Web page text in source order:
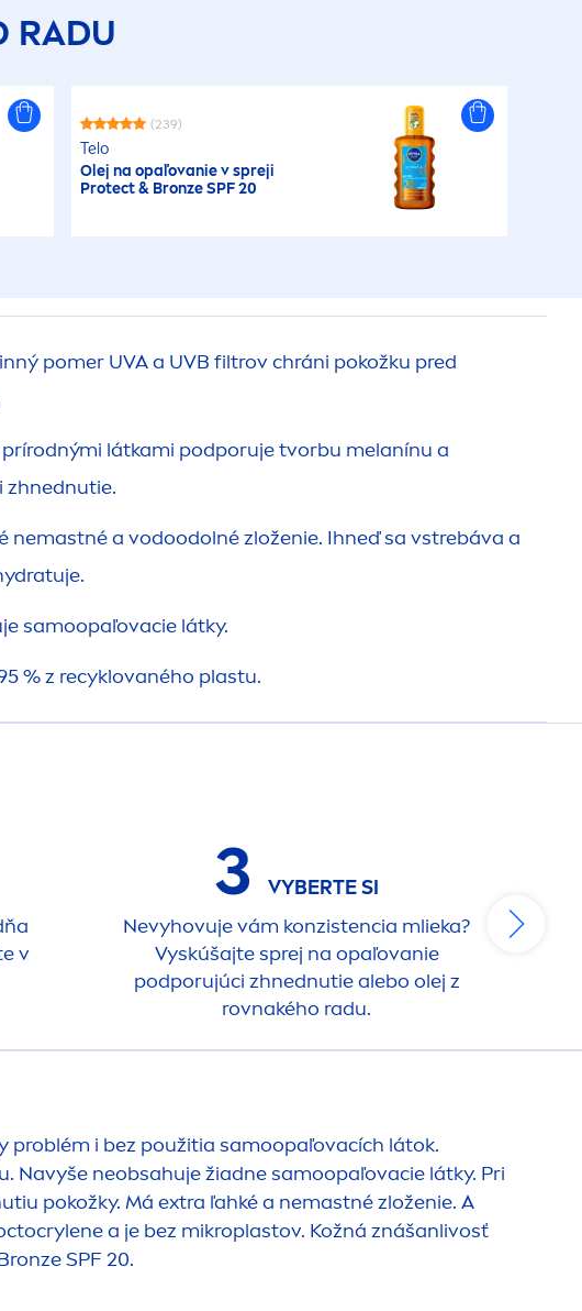
RADU
(239)
Telo
Olej na opaľovanie v spreji
Protect& BronzeSPF 20
pomer UVA a UVB filtrov chráni pokožku pred
prírodnými látkami podporuje tvorbu melanínu a
zhnednutie.
nemastné a vodoodolné zloženie. Ihneď sa vstrebáva a
tuje.
samoopaľovacie látky.
% z recyklovaného plastu.
v
3
VYBERTE SI
Nevyhovuje vám konzistencia mlieka?
Vyskúšajte sprej na opaľovanie
podporujúci zhnednutie alebo olej z
rovnakého radu.
problém i bez použitia samoopaľovacích látok.
neobsahuje žiadne samoopaľovacie látky. Pri
pokožky. Má extra ľahké a nemastné zloženie. A
a je bez mikroplastov. Kožná znášanlivosť
SPF 20.